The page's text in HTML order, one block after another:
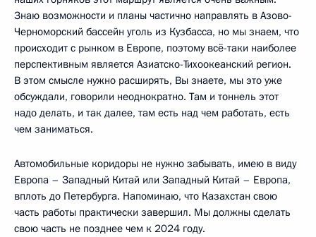
Знаю возможности и планы частично направлять в Азово-
Черноморский бассейн уголь из Кузбасса, но мы знаем, что
происходит с рынком в Европе, поэтому всё-таки наиболее
перспективным является Азиатско-Тихоокеанский регион.
В этом смысле нужно расширять, Вы знаете, мы это уже
обсуждали, говорили неоднократно. Там и тоннель этот
надо делать, и так далее, там есть над чем работать, есть
чем заниматься.
Автомобильные коридоры не нужно забывать, имею в виду
Европа – Западный Китай или Западный Китай – Европа,
вплоть до Петербурга. Напоминаю, что Казахстан свою
часть работы практически завершил. Мы должны сделать
свою часть не позднее чем к 2024 году.